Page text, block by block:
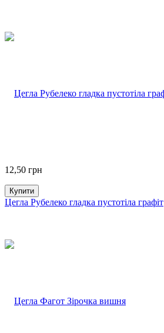
12,50 грн
Купити
Цегла Рубелеко гладка пустотіла графіт